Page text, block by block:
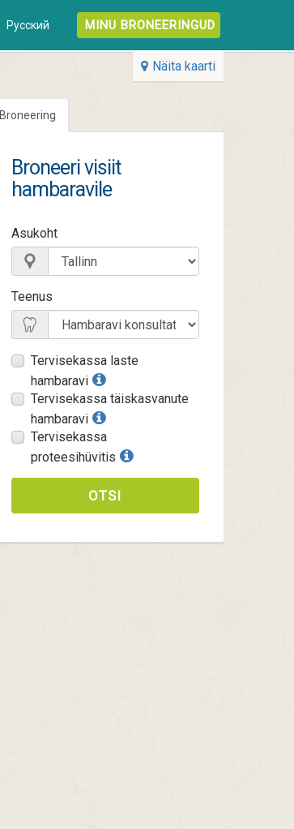
Русский MINU BRONEERINGUD
Näita kaarti
Broneering
Broneeri visiit
hambaravile
Asukoht
Teenus
Tervisekassa laste
hambaravi
Tervisekassa täiskasvanute
hambaravi
Tervisekassa
proteesihüvitis
OTSI